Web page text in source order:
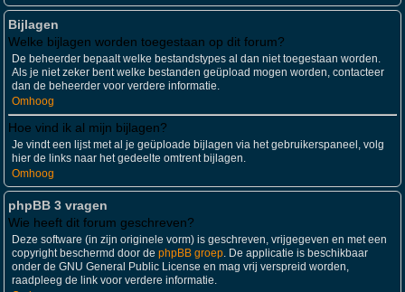
Bijlagen
Welke bijlagen worden toegestaan op dit forum?
De beheerder bepaalt welke bestandstypes al dan niet toegestaan worden.
Als je niet zeker bent welke bestanden geüpload mogen worden, contacteer
dan de beheerder voor verdere informatie.
Omhoog
Hoe vind ik al mijn bijlagen?
Je vindt een lijst met al je geüploade bijlagen via het gebruikerspaneel, volg
hier de links naar het gedeelte omtrent bijlagen.
Omhoog
phpBB 3 vragen
Wie heeft dit forum geschreven?
Deze software (in zijn originele vorm) is geschreven, vrijgegeven en met een
copyright beschermd door de phpBB groep. De applicatie is beschikbaar
onder de GNU General Public License en mag vrij verspreid worden,
raadpleeg de link voor verdere informatie.